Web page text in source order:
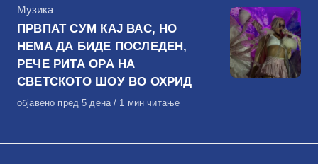
КАтегорија
Музика
ПРВПАТ СУМ КАЈ ВАС, НО
НЕМА ДА БИДЕ ПОСЛЕДЕН,
РЕЧЕ РИТА ОРА НА
СВЕТСКОТО ШОУ ВО ОХРИД
Објавено
објавено пред 5 дена 1 мин читање